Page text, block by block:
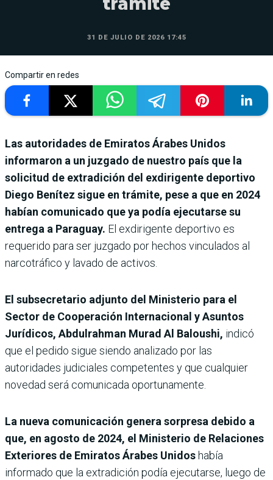
31 DE JULIO DE 2026 17:45
Compartir en redes
Las autoridades de Emiratos Árabes Unidos
informaron a un juzgado de nuestro país que la
solicitud de extradición del exdirigente deportivo
Diego Benítez sigue en trámite, pese a que en 2024
habían comunicado que ya podía ejecutarse su
entrega a Paraguay. El exdirigente deportivo es
requerido para ser juzgado por hechos vinculados al
narcotráfico y lavado de activos.
El subsecretario adjunto del Ministerio para el
Sector de Cooperación Internacional y Asuntos
Jurídicos, Abdulrahman Murad Al Baloushi, indicó
que el pedido sigue siendo analizado por las
autoridades judiciales competentes y que cualquier
novedad será comunicada oportunamente.
La nueva comunicación genera sorpresa debido a
que, en agosto de 2024, el Ministerio de Relaciones
Exteriores de Emiratos Árabes Unidos había
informado que la extradición podía ejecutarse, luego de